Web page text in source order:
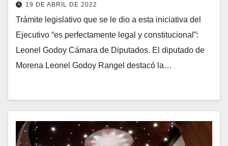
19 DE ABRIL DE 2022
Trámite legislativo que se le dio a esta iniciativa del
Ejecutivo “es perfectamente legal y constitucional”:
Leonel Godoy Cámara de Diputados. El diputado de
Morena Leonel Godoy Rangel destacó la…